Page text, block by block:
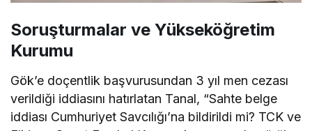
Soruşturmalar ve Yükseköğretim
Kurumu
Gök’e doçentlik başvurusundan 3 yıl men cezası
verildiği iddiasını hatırlatan Tanal, “Sahte belge
iddiası Cumhuriyet Savcılığı’na bildirildi mi? TCK ve